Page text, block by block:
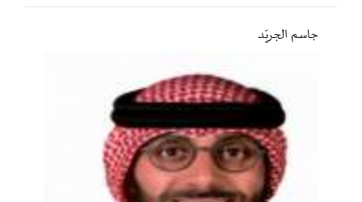
جاسم الجريّد